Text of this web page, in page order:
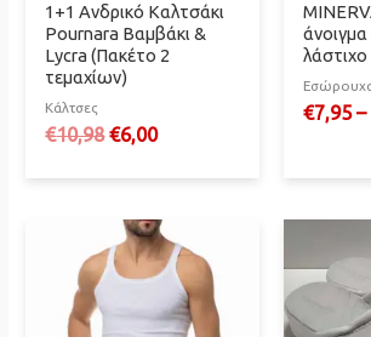
1+1 Ανδρικό Καλτσάκι
Pournara Βαμβάκι &
Lycra (Πακέτο 2
τεμαχίων)
Κάλτσες
€10,98Original
was:
€6,00Η
τιμή
€6,00.
λάστιχο
€7,95–